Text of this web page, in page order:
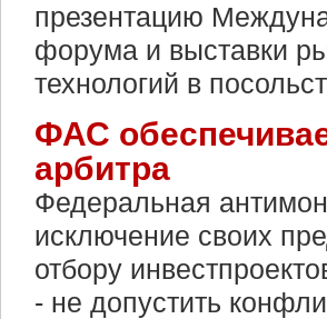
презентацию
форума и выставки
технологий в
ФАС
арбитра
Федеральная
исключение своих
отбору
- не допустить